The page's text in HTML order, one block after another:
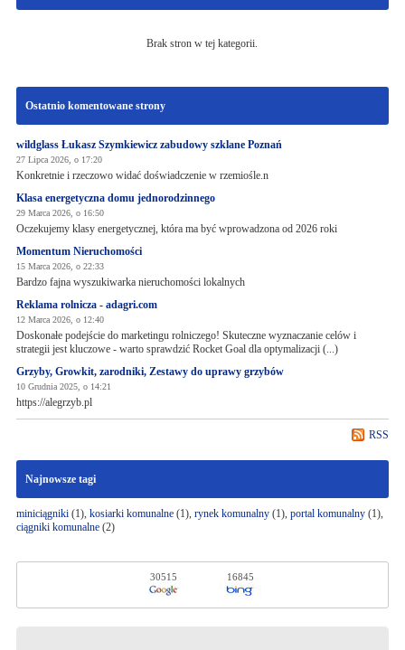
Brak stron w tej kategorii.
Ostatnio komentowane strony
wildglass Łukasz Szymkiewicz zabudowy szklane Poznań
27 Lipca 2026, o 17:20
Konkretnie i rzeczowo widać doświadczenie w rzemiośle.n
Klasa energetyczna domu jednorodzinnego
29 Marca 2026, o 16:50
Oczekujemy klasy energetycznej, która ma być wprowadzona od 2026 roki
Momentum Nieruchomości
15 Marca 2026, o 22:33
Bardzo fajna wyszukiwarka nieruchomości lokalnych
Reklama rolnicza - adagri.com
12 Marca 2026, o 12:40
Doskonałe podejście do marketingu rolniczego! Skuteczne wyznaczanie celów i
strategii jest kluczowe - warto sprawdzić Rocket Goal dla optymalizacji (...)
Grzyby, Growkit, zarodniki, Zestawy do uprawy grzybów
10 Grudnia 2025, o 14:21
https://alegrzyb.pl
RSS
Najnowsze tagi
miniciągniki(1), kosiarki komunalne(1), rynek komunalny(1), portal komunalny(1),
ciągniki komunalne(2)
30515 16845